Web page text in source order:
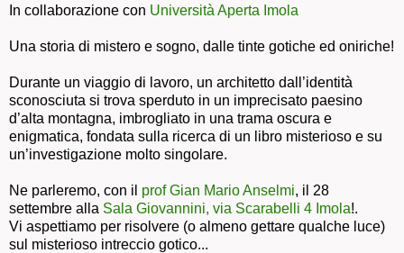
In collaborazione con Università Aperta Imola
Una storia di mistero e sogno, dalle tinte gotiche ed oniriche!
Durante un viaggio di lavoro, un architetto dall’identità
sconosciuta si trova sperduto in un imprecisato paesino
d’alta montagna, imbrogliato in una trama oscura e
enigmatica, fondata sulla ricerca di un libro misterioso e su
un’investigazione molto singolare.
Ne parleremo, con il prof Gian Mario Anselmi, il 28
settembre alla Sala Giovannini, via Scarabelli 4 Imola!.
Vi aspettiamo per risolvere (o almeno gettare qualche luce)
sul misterioso intreccio gotico...